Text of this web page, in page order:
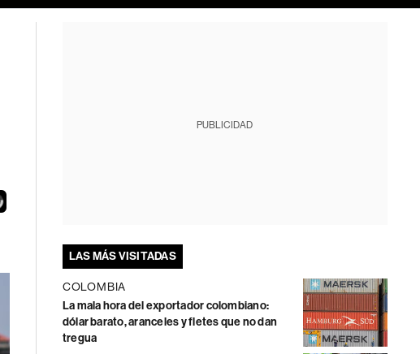
PUBLICIDAD
LAS MÁS VISITADAS
COLOMBIA
La mala hora del exportador colombiano:
dólar barato, aranceles y fletes que no dan
tregua